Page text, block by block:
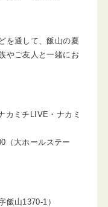
を通して、飯山の夏
やご友人と一緒にお
カミチLIVE・ナカミ
（大ホールステー
飯山1370-1）